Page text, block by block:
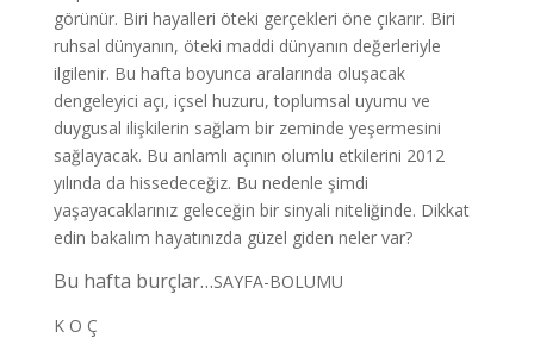
görünür. Biri hayalleri öteki gerçekleri öne çıkarır. Biri
ruhsal dünyanın, öteki maddi dünyanın değerleriyle
ilgilenir. Bu hafta boyunca aralarında oluşacak
dengeleyici açı, içsel huzuru, toplumsal uyumu ve
duygusal ilişkilerin sağlam bir zeminde yeşermesini
sağlayacak. Bu anlamlı açının olumlu etkilerini 2012
yılında da hissedeceğiz. Bu nedenle şimdi
yaşayacaklarınız geleceğin bir sinyali niteliğinde. Dikkat
edin bakalım hayatınızda güzel giden neler var?
Bu hafta burçlar…SAYFA-BOLUMU
K O Ç